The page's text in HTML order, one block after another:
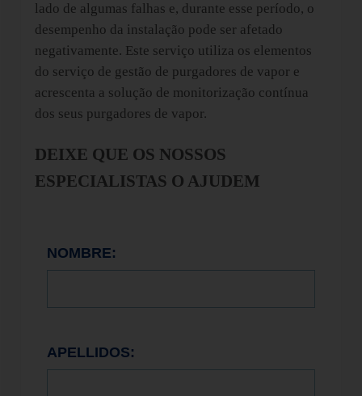
lado de algumas falhas e, durante esse período, o
desempenho da instalação pode ser afetado
negativamente. Este serviço utiliza os elementos
do serviço de gestão de purgadores de vapor e
acrescenta a solução de monitorização contínua
dos seus purgadores de vapor.
DEIXE QUE OS NOSSOS
ESPECIALISTAS O AJUDEM
NOMBRE:
APELLIDOS: